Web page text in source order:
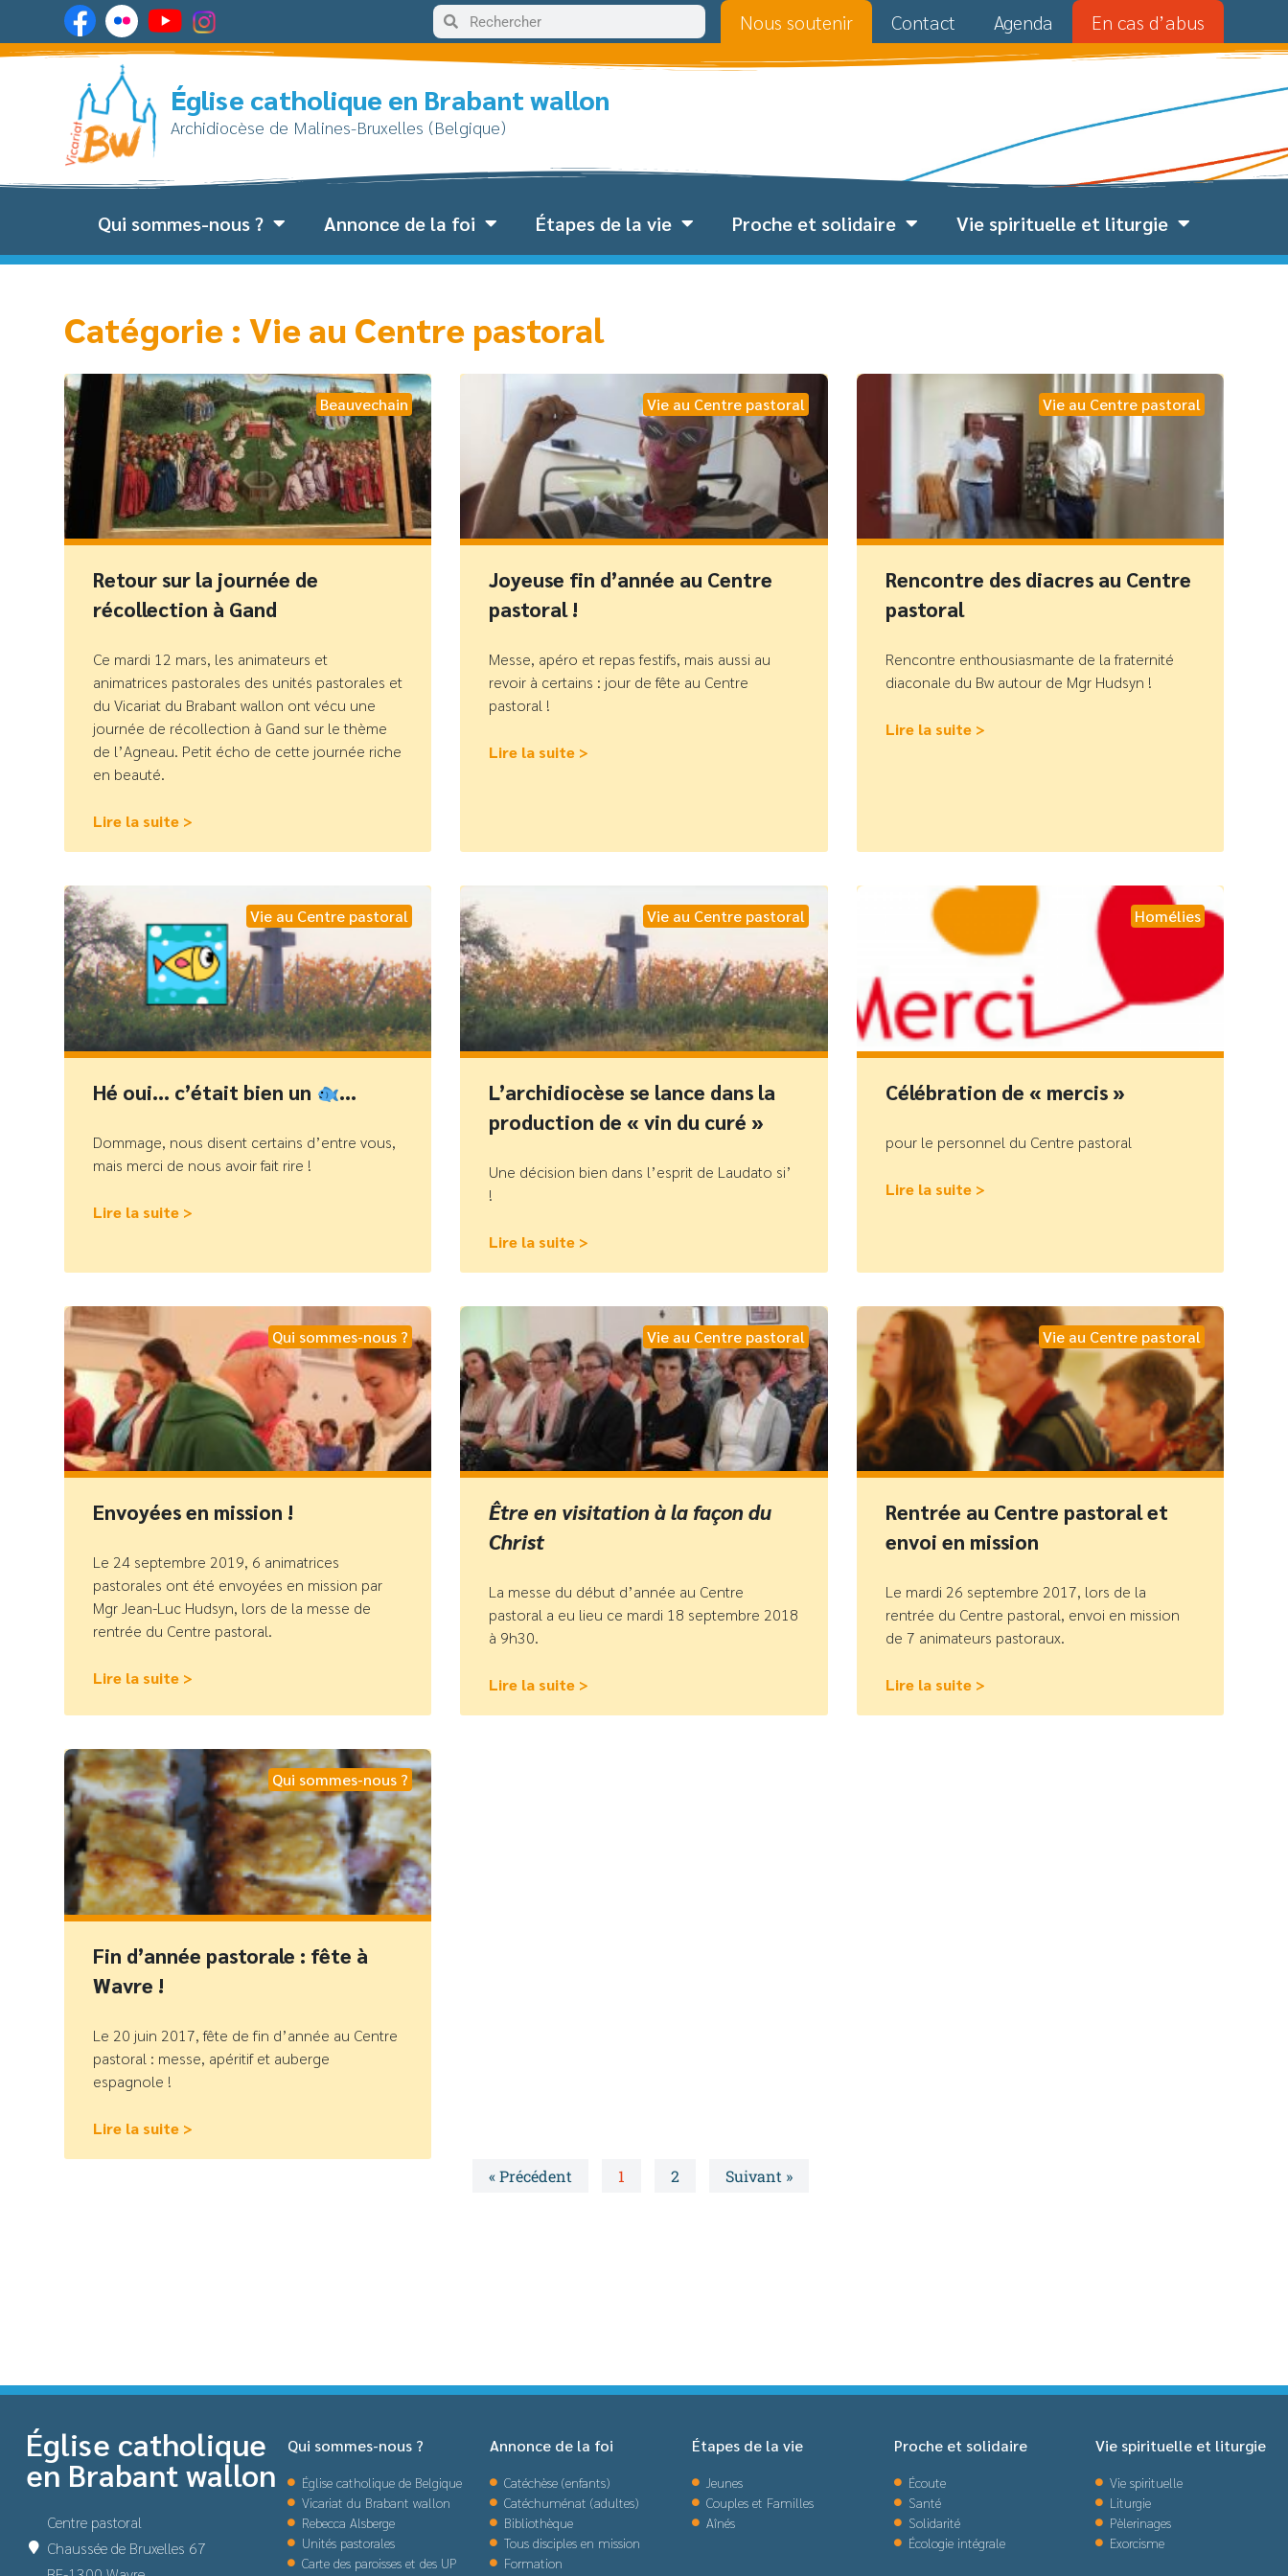
Nous soutenir Contact Agenda En cas d’abus
Église catholique en Brabant wallon
Archidiocèse de Malines-Bruxelles (Belgique)
Qui sommes-nous ? Annonce de la foi Étapes de la vie Proche et solidaire Vie spirituelle et liturgie
Catégorie : Vie au Centre pastoral
Beauvechain
Retour sur la journée de
récollection à Gand
Ce mardi 12 mars, les animateurs et
animatrices pastorales des unités pastorales et
du Vicariat du Brabant wallon ont vécu une
journée de récollection à Gand sur le thème
de l’Agneau. Petit écho de cette journée riche
en beauté.
Lire la suite >
Vie au Centre pastoral
Joyeuse fin d’année au Centre
pastoral !
Messe, apéro et repas festifs, mais aussi au
revoir à certains : jour de fête au Centre
pastoral !
Lire la suite >
Vie au Centre pastoral
Rencontre des diacres au Centre
pastoral
Rencontre enthousiasmante de la fraternité
diaconale du Bw autour de Mgr Hudsyn !
Lire la suite >
Vie au Centre pastoral
Hé oui… c’était bien un …
Dommage, nous disent certains d’entre vous,
mais merci de nous avoir fait rire !
Lire la suite >
Vie au Centre pastoral
L’archidiocèse se lance dans la
production de « vin du curé »
Une décision bien dans l’esprit de Laudato si’
!
Lire la suite >
Homélies
Célébration de « mercis »
pour le personnel du Centre pastoral
Lire la suite >
Qui sommes-nous ?
Envoyées en mission !
Le 24 septembre 2019, 6 animatrices
pastorales ont été envoyées en mission par
Mgr Jean-Luc Hudsyn, lors de la messe de
rentrée du Centre pastoral.
Lire la suite >
Vie au Centre pastoral
Être en visitation à la façon du
Christ
La messe du début d’année au Centre
pastoral a eu lieu ce mardi 18 septembre 2018
à 9h30.
Lire la suite >
Vie au Centre pastoral
Rentrée au Centre pastoral et
envoi en mission
Le mardi 26 septembre 2017, lors de la
rentrée du Centre pastoral, envoi en mission
de 7 animateurs pastoraux.
Lire la suite >
Qui sommes-nous ?
Fin d’année pastorale : fête à
Wavre !
Le 20 juin 2017, fête de fin d’année au Centre
pastoral : messe, apéritif et auberge
espagnole !
Lire la suite >
« Précédent 1 2 Suivant »
Église catholique
en Brabant wallon
Centre pastoral
Chaussée de Bruxelles 67
Qui sommes-nous ?
Église catholique de Belgique
Vicariat du Brabant wallon
Rebecca Alsberge
Unités pastorales
Carte des paroisses et des UP
Annonce de la foi
Catéchèse (enfants)
Catéchuménat (adultes)
Bibliothèque
Tous disciples en mission
Formation
Étapes de la vie
Jeunes
Couples et Familles
Aînés
Proche et solidaire
Écoute
Santé
Solidarité
Écologie intégrale
Vie spirituelle et liturgie
Vie spirituelle
Liturgie
Pèlerinages
Exorcisme